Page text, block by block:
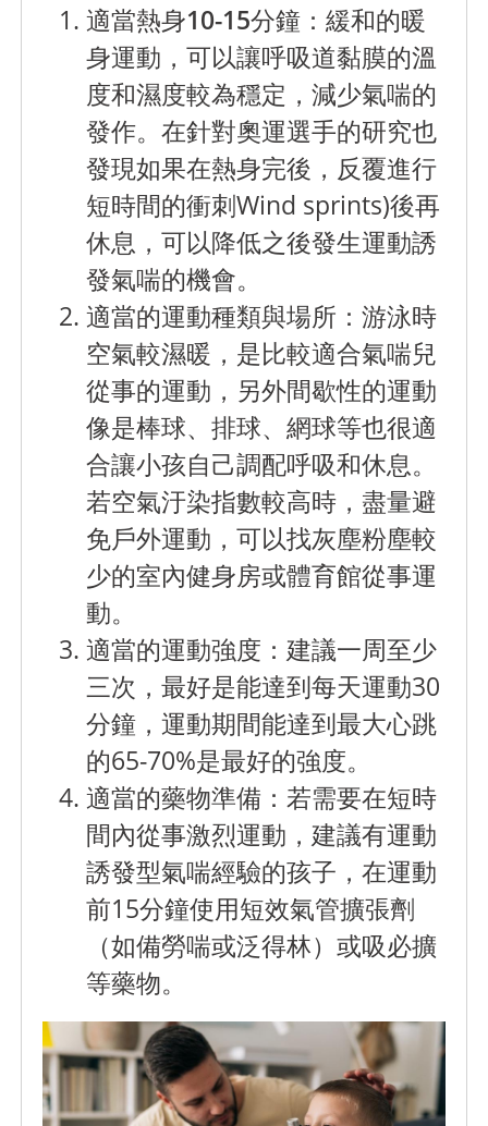
適當熱身10-15分鐘：緩和的暖
身運動，可以讓呼吸道黏膜的溫
度和濕度較為穩定，減少氣喘的
發作。在針對奧運選手的研究也
發現如果在熱身完後，反覆進行
短時間的衝刺Wind sprints)後再
休息，可以降低之後發生運動誘
發氣喘的機會。
適當的運動種類與場所：游泳時
空氣較濕暖，是比較適合氣喘兒
從事的運動，另外間歇性的運動
像是棒球、排球、網球等也很適
合讓小孩自己調配呼吸和休息。
若空氣汙染指數較高時，盡量避
免戶外運動，可以找灰塵粉塵較
少的室內健身房或體育館從事運
動。
適當的運動強度： 建議一周至少
三次，最好是能達到每天運動30
分鐘，運動期間能達到最大心跳
的65-70%是最好的強度。
適當的藥物準備：若需要在短時
間內從事激烈運動，建議有運動
誘發型氣喘經驗的孩子，在運動
前15分鐘使用短效氣管擴張劑
（如備勞喘或泛得林）或吸必擴
等藥物。